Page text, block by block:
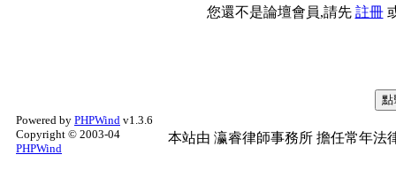
您還不是論壇會員,請先 註冊
Powered by PHPWind v1.3.6
Copyright © 2003-04
PHPWind
本站由 瀛睿律師事務所 擔任常年法